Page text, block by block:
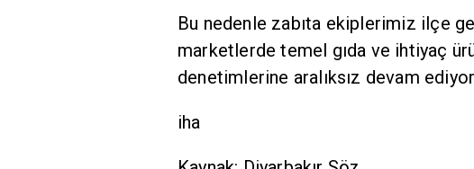
Bu nedenle zabıta ekiplerimiz ilçe
marketlerde temel gıda ve ihtiyaç
denetimlerine aralıksız devam
iha